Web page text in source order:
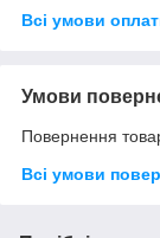
Всі умови
Умови
Повернення
Всі умови